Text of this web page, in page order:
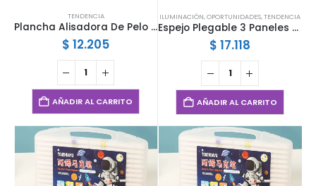
TENDENCIA
Plancha Alisadora De Pelo Sokany
$ 12.205
AÑADIR AL CARRITO
ILUMINACIÓN,OPORTUNIDADES,TENDENCIA
Espejo Plegable 3 Paneles con Luz LED Superstar XR-568 | Aumento y Carga USB
$ 17.118
AÑADIR AL CARRITO